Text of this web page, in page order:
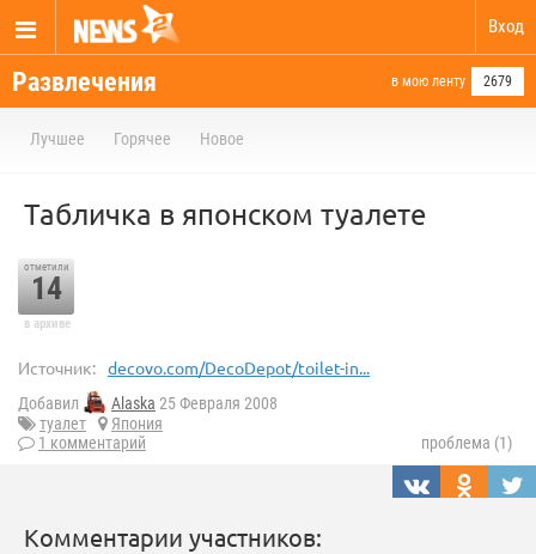
Вход
Развлечения в мою ленту 2679
Лучшее Горячее Новое
Табличка в японском туалете
отметили
14
в архиве
Источник: decovo.com/DecoDepot/toilet-in...
Добавил Alaska 25 Февраля 2008
туалет
Япония
1 комментарий
проблема (1)
Комментарии участников: